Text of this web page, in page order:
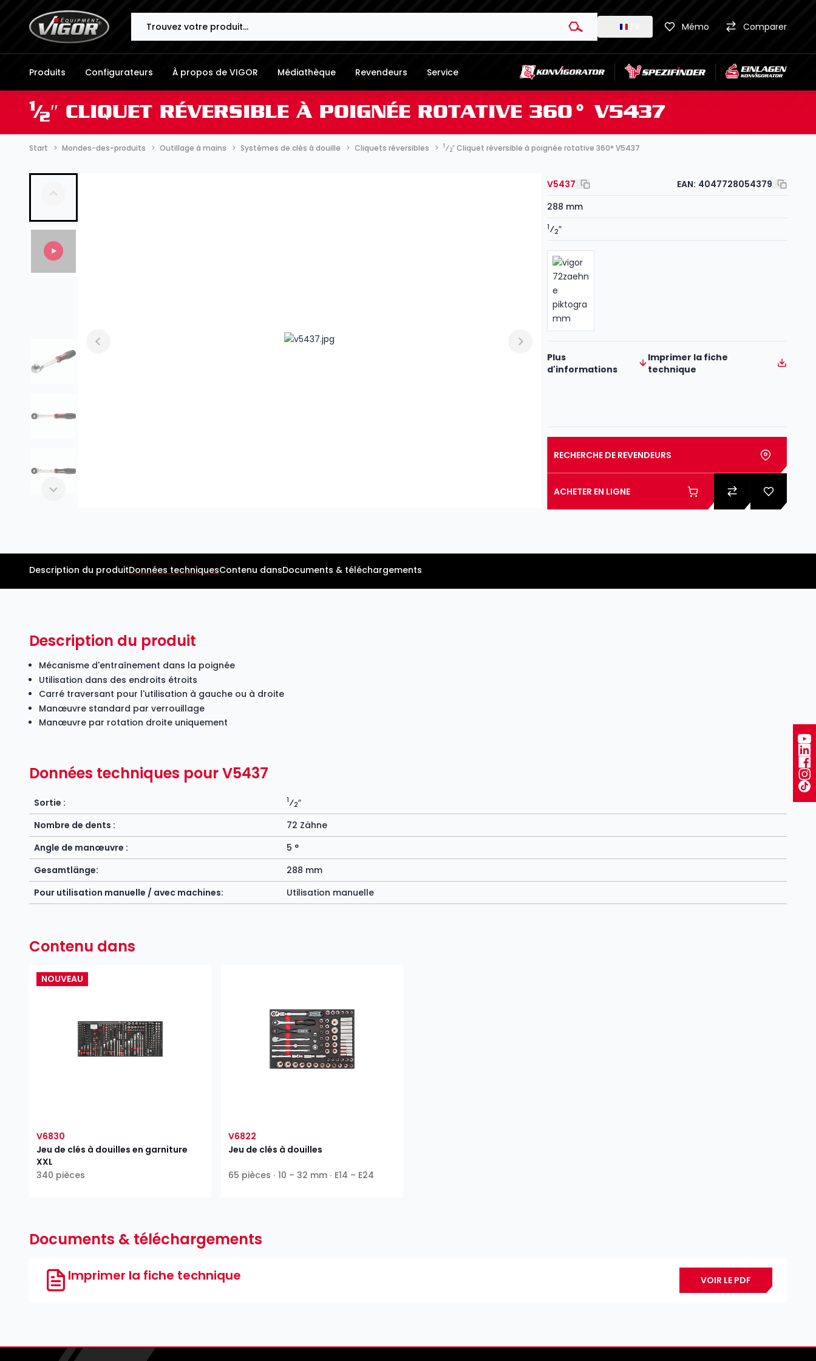
Mémo Comparer
Produits Configurateurs À propos de VIGOR Médiathèque Revendeurs Service
1⁄2″ CLIQUET RÉVERSIBLE À POIGNÉE ROTATIVE 360° V5437
Start Mondes-des-produits Outillage à mains Systèmes de clés à douille Cliquets réversibles 1⁄2″ Cliquet réversible à poignée rotative 360° V5437
V5437 EAN: 4047728054379
288 mm
1⁄2″
Plus
d'informations
Imprimer la fiche
technique
RECHERCHE DE REVENDEURS
ACHETER EN LIGNE
Description du produitDonnées techniquesContenu dansDocuments & téléchargements
Description du produit
Mécanisme d'entraînement dans la poignée
Utilisation dans des endroits étroits
Carré traversant pour l'utilisation à gauche ou à droite
Manœuvre standard par verrouillage
Manœuvre par rotation droite uniquement
Données techniques pour V5437
Sortie : 1⁄2″
Nombre de dents :
72 Zähne
Angle de manœuvre :
5 °
Gesamtlänge:
288 mm
Pour utilisation manuelle / avec machines:
Utilisation manuelle
Contenu dans
NOUVEAU
V6830
Jeu de clés à douilles en garniture
XXL
340 pièces
V6822
Jeu de clés à douilles
65 pièces ∙ 10 – 32 mm ∙ E14 – E24
Documents & téléchargements
Imprimer la fiche technique VOIR LE PDF